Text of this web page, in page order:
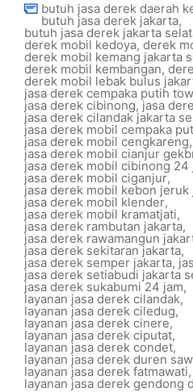
butuh jasa derek daerah
butuh jasa derek jakarta,
butuh jasa derek jakarta
derek mobil kedoya, derek
derek mobil kemang jakarta
derek mobil kembangan,
derek mobil lebak bulus
jasa derek cempaka putih
jasa derek cibinong,jasa
jasa derek cilandak jakarta
jasa derek mobil cempaka
jasa derek mobil cengkareng,
jasa derek mobil cianjur
jasa derek mobil cibinong 24
jasa derek mobil ciganjur,
jasa derek mobil kebon jeruk
jasa derek mobil klender,
jasa derek mobil kramatjati,
jasa derek rambutan jakarta,
jasa derek rawamangun
jasa derek sekitaran jakarta,
jasa derek semper jakarta,
jasa derek setiabudi jakarta
jasa derek sukabumi 24 jam,
layanan jasa derek cilandak,
layanan jasa derek ciledug,
layanan jasa derek cinere,
layanan jasa derek ciputat,
layanan jasa derek condet,
layanan jasa derek duren
layanan jasa derek fatmawati,
layanan jasa derek gendong